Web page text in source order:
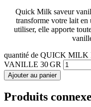
Quick Milk saveur
transforme votre lait en
utiliser, elle apporte
quantité de QUICK
VANILLE 30 GR
Ajouter au panier
Produits